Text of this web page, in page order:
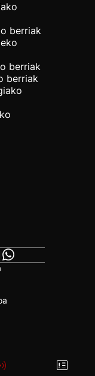
berriak
berriak
berriak